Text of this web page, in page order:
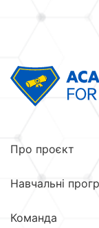
Про проєкт
Навчальні
Команда